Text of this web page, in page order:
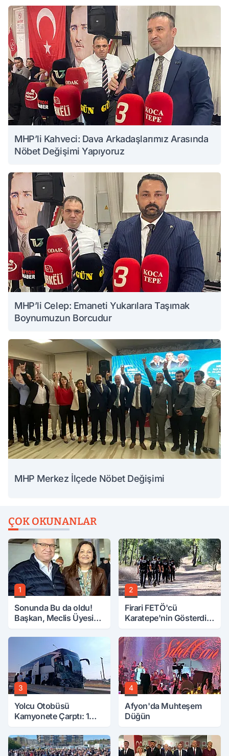
MHP’li Kahveci: Dava Arkadaşlarımız Arasında
Nöbet Değişimi Yapıyoruz
MHP’li Celep: Emaneti Yukarılara Taşımak
Boynumuzun Borcudur
MHP Merkez İlçede Nöbet Değişimi
ÇOK OKUNANLAR
1
Sonunda Bu da oldu!
Başkan, Meclis Üyesini
Attırdı
2
Firari FETÖ'cü
Karatepe'nin Gösterdiği
Aranıyor
3
Yolcu Otobüsü
Kamyonete Çarptı: 1
4
Afyon'da Muhteşem
Düğün